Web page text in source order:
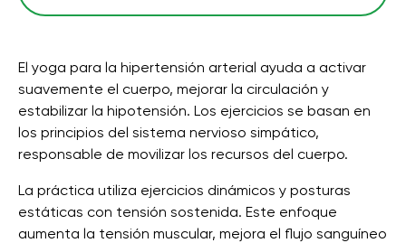
El yoga para la hipertensión arterial ayuda a activar
suavemente el cuerpo, mejorar la circulación y
estabilizar la hipotensión. Los ejercicios se basan en
los principios del sistema nervioso simpático,
responsable de movilizar los recursos del cuerpo.
La práctica utiliza ejercicios dinámicos y posturas
estáticas con tensión sostenida. Este enfoque
aumenta la tensión muscular, mejora el flujo sanguíneo